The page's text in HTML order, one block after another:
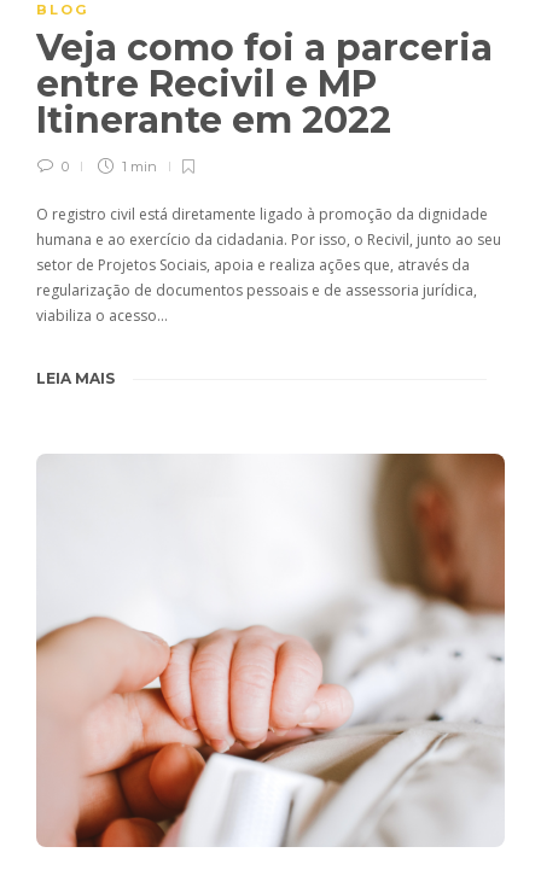
BLOG
Veja como foi a parceria
entre Recivil e MP
Itinerante em 2022
0 1 min
O registro civil está diretamente ligado à promoção da dignidade
humana e ao exercício da cidadania. Por isso, o Recivil, junto ao seu
setor de Projetos Sociais, apoia e realiza ações que, através da
regularização de documentos pessoais e de assessoria jurídica,
viabiliza o acesso…
LEIA MAIS